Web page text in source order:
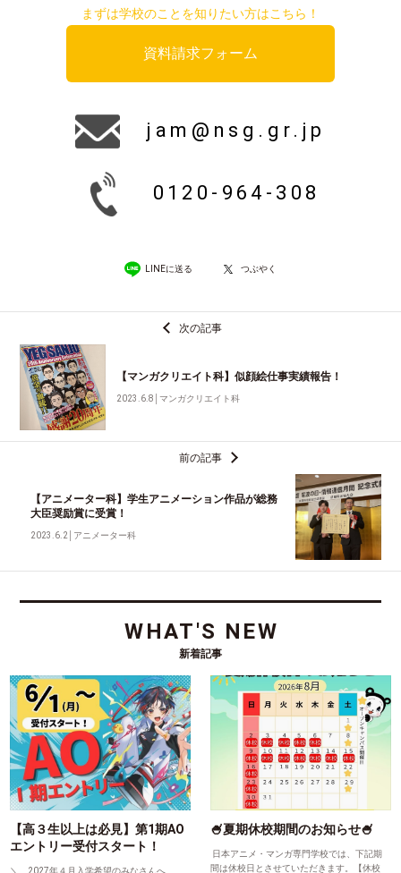
まずは学校のことを知りたい方はこちら！
資料請求フォーム
jam@nsg.gr.jp
0120-964-308
LINEに送る つぶやく
次の記事
【マンガクリエイト科】似顔絵仕事実績報告！
2023.6.8 │マンガクリエイト科
前の記事
【アニメーター科】学生アニメーション作品が総務
大臣奨励賞に受賞！
2023.6.2 アニメーター科
WHAT'S NEW
新着記事
【高３生以上は必見】第1期AO
エントリー受付スタート！
＼ 2027年４月入学希望のみなさんへ
🍧夏期休校期間のお知らせ🍧
日本アニメ・マンガ専門学校では、下記期
間は休校日とさせていただきます。【休校